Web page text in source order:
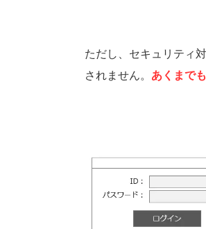
ただし、セキュリティ
されません。 あくまで